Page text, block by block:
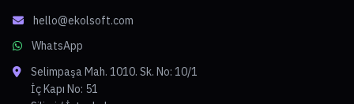
hello@ekolsoft.com
WhatsApp
Selimpaşa Mah. 1010. Sk. No: 10/1
İç Kapı No: 51